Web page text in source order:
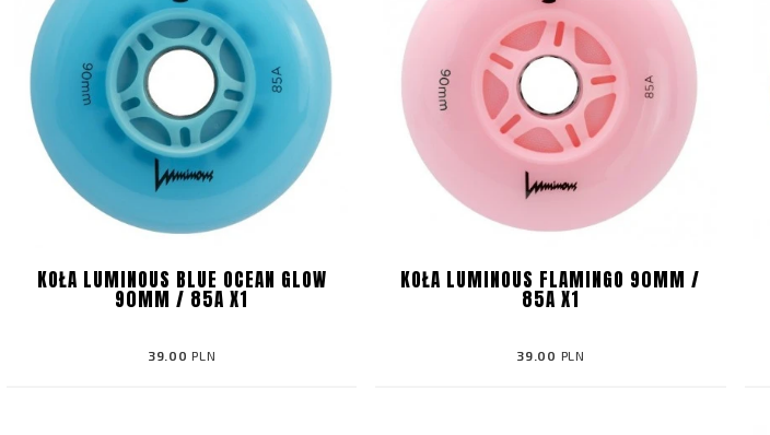
KOŁA LUMINOUS BLUE OCEAN GLOW
90MM / 85A X1
39.00 PLN
KOŁA LUMINOUS FLAMINGO 90MM /
85A X1
39.00 PLN